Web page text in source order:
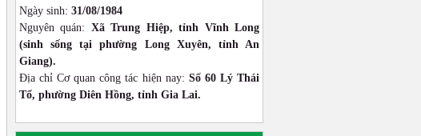
Ngày sinh: 31/08/1984
Nguyên quán: Xã Trung Hiệp, tỉnh Vĩnh Long
(sinh sống tại phường Long Xuyên, tỉnh An
Giang).
Địa chỉ Cơ quan công tác hiện nay: Số 60 Lý Thái
Tổ, phường Diên Hồng, tỉnh Gia Lai.